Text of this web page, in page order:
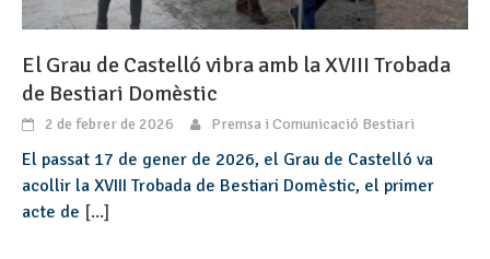
El Grau de Castelló vibra amb la XVIII Trobada
de Bestiari Domèstic
2 de febrer de 2026 Premsa i Comunicació Bestiari
El passat 17 de gener de 2026, el Grau de Castelló va
acollir la XVIII Trobada de Bestiari Domèstic, el primer
acte de [...]